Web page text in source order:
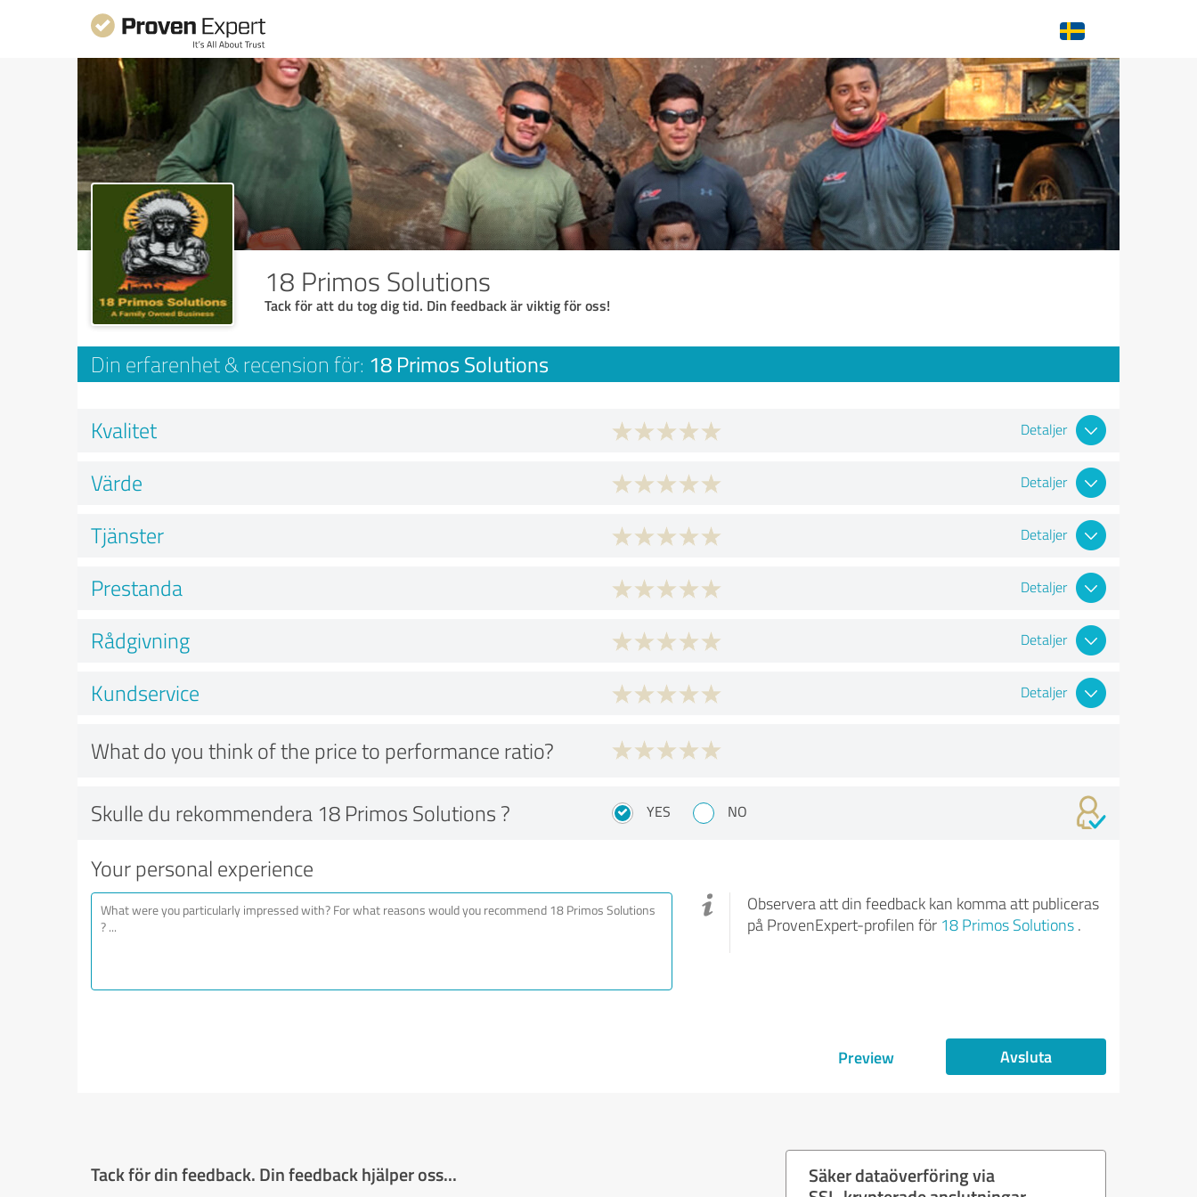
18 Primos Solutions
Tack för att du tog dig tid. Din feedback är viktig för oss!
Din erfarenhet & recension för: 18 Primos Solutions
Kvalitet Detaljer
Värde Detaljer
Tjänster Detaljer
Prestanda Detaljer
Rådgivning Detaljer
Kundservice Detaljer
What do you think of the price to performance ratio?
Skulle du rekommendera 18 Primos Solutions ? YES NO
Your personal experience
Observera att din feedback kan komma att publiceras
på ProvenExpert-profilen för 18 Primos Solutions.
Preview Avsluta
Tack för din feedback. Din feedback hjälper oss...
Säker dataöverföring via